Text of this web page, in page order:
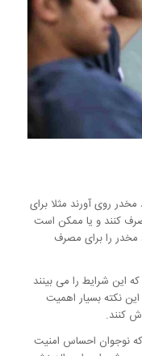
روی آورند مثلا برای
کنند و یا ممکن است
مخدر را برای مصرف
این شرایط را می بینند
نکته بسیار اهمیت
کنند.
که نوجوان احساس امنیت